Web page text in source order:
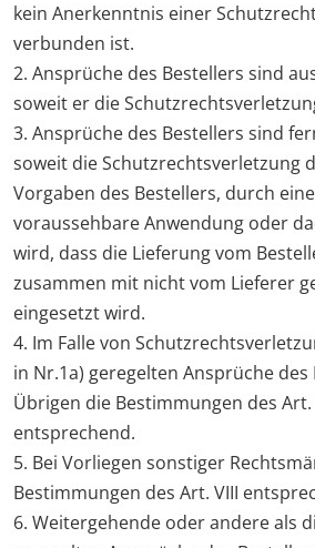
kein Anerkenntnis einer
verbunden ist.
2. Ansprüche des Bestellers sind
soweit er die
3. Ansprüche des Bestellers sind
soweit die Schutzrechtsverletzung
Vorgaben des Bestellers, durch
voraussehbare Anwendung oder
wird, dass die Lieferung vom
zusammen mit nicht vom Lieferer
eingesetzt wird.
4. Im Falle von
in Nr.1a) geregelten Ansprüche des
Übrigen die Bestimmungen des Art.
entsprechend.
5. Bei Vorliegen sonstiger
Bestimmungen des Art. VIII
6. Weitergehende oder andere als